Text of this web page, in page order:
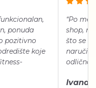
ponuda
pozitivno
koje
“Po
shop,
što se
naručiti,
odlično
Ivana